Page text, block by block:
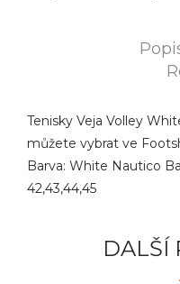
Tenisky Veja Volley
můžete vybrat ve
Barva: White Nautico
42,43,44,45
DALŠÍ